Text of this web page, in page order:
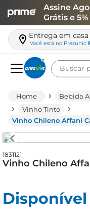
Assine
Grátis e
Entrega em
Você está no Prezunic
Buscar
Bebida
Vinho Tinto
Vinho Chileno Affani
1831121
Vinho Chileno
leite
queijo
biscoito